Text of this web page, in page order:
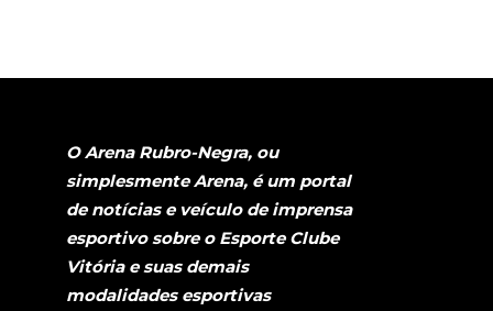
O Arena Rubro-Negra, ou
simplesmente Arena, é um portal
de notícias e veículo de imprensa
esportivo sobre o Esporte Clube
Vitória e suas demais
modalidades esportivas